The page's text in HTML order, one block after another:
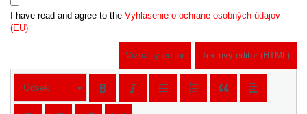
I have read and agree to the Vyhlásenie o ochrane osobných údajov
(EU)
Vizuálny editor Textový editor (HTML)
Odsek